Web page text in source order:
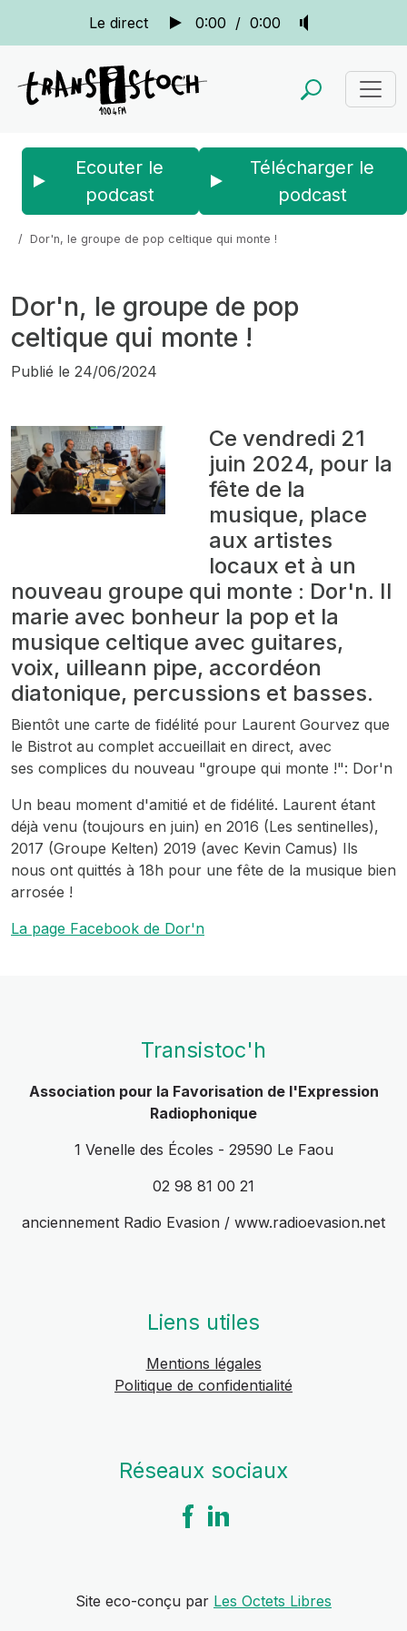
Le direct 0:00 / 0:00
Ecouter le
podcast
Télécharger le
podcast
Dor'n, le groupe de pop celtique qui monte !
Dor'n, le groupe de pop
celtique qui monte !
Publié le 24/06/2024
Ce vendredi 21
juin 2024, pour la
fête de la
musique, place
aux artistes
locaux et à un
nouveau groupe qui monte : Dor'n. Il
marie avec bonheur la pop et la
musique celtique avec guitares,
voix, uilleann pipe, accordéon
diatonique, percussions et basses.
Bientôt une carte de fidélité pour Laurent Gourvez que
le Bistrot au complet accueillait en direct, avec
ses complices du nouveau "groupe qui monte !": Dor'n
Un beau moment d'amitié et de fidélité. Laurent étant
déjà venu (toujours en juin) en 2016 (Les sentinelles),
2017 (Groupe Kelten) 2019 (avec Kevin Camus) Ils
nous ont quittés à 18h pour une fête de la musique bien
arrosée !
La page Facebook de Dor'n
Transistoc'h
Association pour la Favorisation de l'Expression
Radiophonique
1 Venelle des Écoles - 29590 Le Faou
02 98 81 00 21
anciennement Radio Evasion / www.radioevasion.net
Liens utiles
Mentions légales
Politique de confidentialité
Réseaux sociaux
Site eco-conçu par Les Octets Libres